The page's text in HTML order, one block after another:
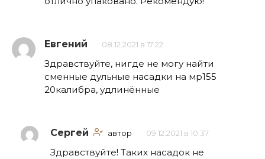
Евгений 08.12.2021 в 17:22
Здравствуйте, нигде не могу найти
сменные дульные насадки на мр155
20калибра, удлинённые
Сергей автор 09.12.2021 в 10:37
Здравствуйте! Таких насадок не